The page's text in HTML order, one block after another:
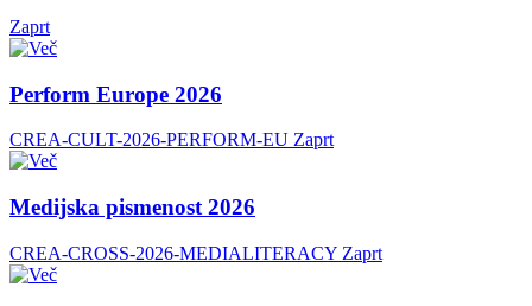
Zaprt
Perform Europe 2026
CREA-CULT-2026-PERFORM-EU Zaprt
Medijska pismenost 2026
CREA-CROSS-2026-MEDIALITERACY Zaprt